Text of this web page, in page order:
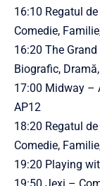
16:10 Regatul
Comedie,
16:20 The
Biografic,
17:00 Midway –
AP12
18:20 Regatul
Comedie,
19:20 Playing